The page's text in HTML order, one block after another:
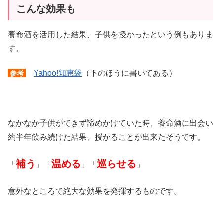
こんな効果も
養命酒を活用した結果、子供を授かったという例もありま
す。
参考 Yahoo!知恵袋 （下のほうに書いてある）
なかなか子供ができず諦めかけていた時、養命酒に出会い
約半年飲み続けた結果、授かることが出来たそうです。
「補う 」「 温める 」「 巡らせる 」
意外なところで絶大な効果を発揮するものです。